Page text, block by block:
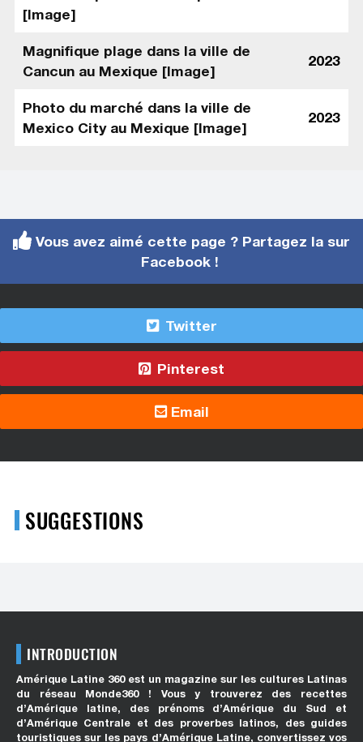
[Image]
Magnifique plage dans la ville de
Cancun au Mexique [Image]
2023
Photo du marché dans la ville de
Mexico City au Mexique [Image]
2023
Vous avez aimé cette page ? Partagez la sur
Facebook !
Twitter
Pinterest
Email
SUGGESTIONS
INTRODUCTION
Amérique Latine 360 est un magazine sur les cultures Latinas
du réseau Monde360 ! Vous y trouverez des recettes
d’Amérique latine, des prénoms d’Amérique du Sud et
d’Amérique Centrale et des proverbes latinos, des guides
touristiques sur les pays d’Amérique Latine, convertissez vos